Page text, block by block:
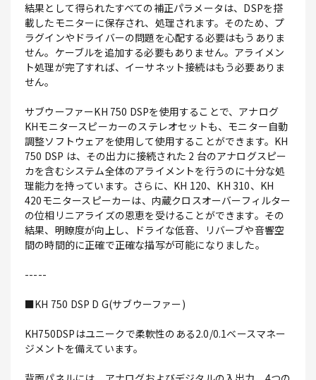
結果として得られたすべての補正パラメータは、DSPを搭
載したモニターに保存され、処理されます。そのため、プ
ラグインやドライバーの問題を心配する必要はもうありま
せん。ケーブルを追加する必要もありません。アライメン
ト処理が完了すれば、イーサネット接続はもう必要ありま
せん。
サブウーファーKH 750 DSPを使用することで、アナログ
KHモニタースピーカーのステレオセットも、モニター自動
調整ソフトウェアを使用して使用することができます。KH
750 DSP は、その出力に接続された 2 台のアナログスピー
カを含むシステム全体のアライメントを行うのに十分な処
理能力を持っています。さらに、KH 120、KH 310、KH
420モニタースピーカーは、内蔵クロスオーバーフィルター
の位相リニアライズの恩恵を受けることができます。その
結果、明瞭度が向上し、ドライな低音、リバーブや音響空
間の時間的に正確で正確な描写が可能になりました。
-----
■KH 750 DSP D G(サブウーファー)
KH750DSPはユニークで柔軟性のある2.0/0.1ベースマネー
ジメントを備えています。